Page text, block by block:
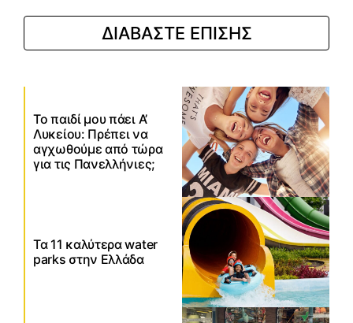
ΔΙΑΒΑΣΤΕ ΕΠΙΣΗΣ
Το παιδί μου πάει Α’
Λυκείου: Πρέπει να
αγχωθούμε από τώρα
για τις Πανελλήνιες;
Τα 11 καλύτερα water
parks στην Ελλάδα